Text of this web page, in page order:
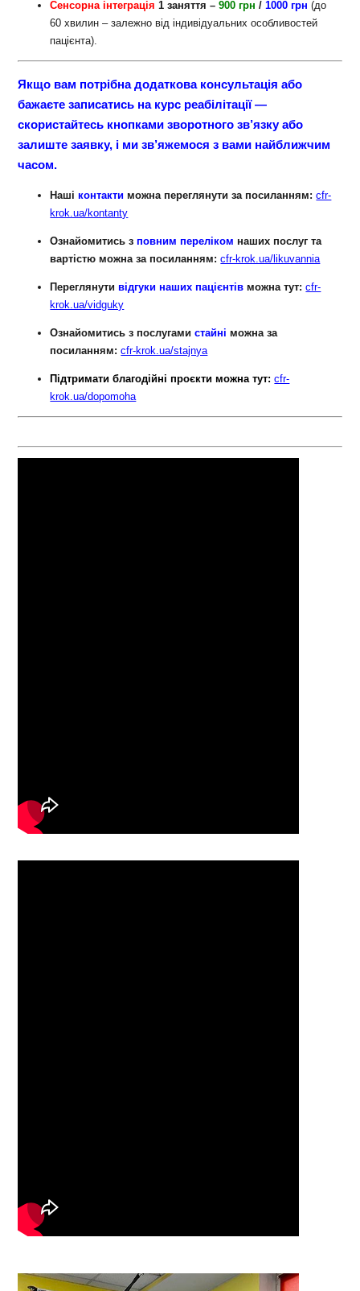
Сенсорна інтеграція 1 заняття –900 грн /1000 грн (до
60 хвилин – залежно від індивідуальних особливостей
пацієнта).
Якщо вам потрібна додаткова консультація або
бажаєте записатись на курс реабілітації —
скористайтесь кнопками зворотного зв’язку або
залиште заявку, і ми зв’яжемося з вами найближчим
часом.
Нашіконтакти можна переглянути за посиланням: cfr-
krok.ua/kontanty
Ознайомитись зповним переліком наших послуг та
вартістю можна за посиланням: cfr-krok.ua/likuvannia
Переглянутивідгуки нашихпацієнтів можна тут: cfr-
krok.ua/vidguky
Ознайомитись з послугами стайні можна за
посиланням: cfr-krok.ua/stajnya
Підтримати благодійні проєкти можна тут:cfr-
krok.ua/dopomoha